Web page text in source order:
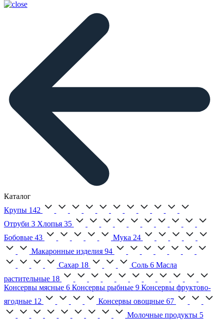
Каталог
Крупы 142
Отруби 3 Хлопья 35
Бобовые 43 Мука 24
Макаронные изделия 94
Сахар 18 Соль 6 Масла
растительные 18
Консервы мясные 6 Консервы рыбные 9 Консервы фруктово-
ягодные 12 Консервы овощные 67
Молочные продукты 5